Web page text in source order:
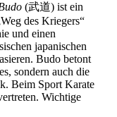
(武道) ist ein
des Kriegers“
und einen
japanischen
Budo betont
sondern auch die
Beim Sport Karate
Wichtige